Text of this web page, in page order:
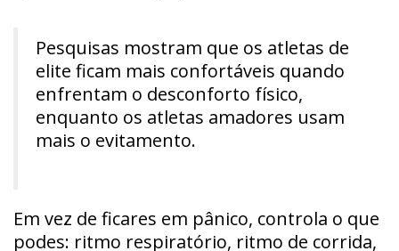
Pesquisas mostram que os atletas de
elite ficam mais confortáveis quando
enfrentam o desconforto físico,
enquanto os atletas amadores usam
mais o evitamento.
Em vez de ficares em pânico, controla o que
podes: ritmo respiratório, ritmo de corrida,